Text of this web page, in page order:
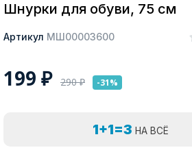
Шнурки для обуви, 75 см
Артикул МШ00003600
199 ₽ 290₽ -31%
1+1=3 НА ВСЁ